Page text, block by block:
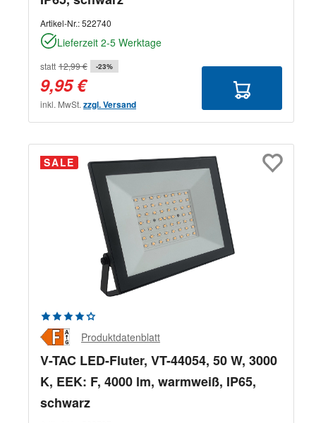
Artikel-Nr.:522740
Lieferzeit 2-5 Werktage
statt 12,99 € -23%
9,95 €
inkl. MwSt. zzgl. Versand
SALE
Durchschnittliche Bewertung von 4.33 von 5 Sternen
Produktdatenblatt
V-TAC LED-Fluter, VT-44054, 50 W, 3000
K, EEK: F, 4000 lm, warmweiß, IP65,
schwarz